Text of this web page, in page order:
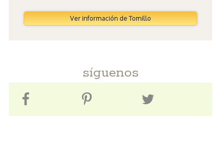
Ver información de Tomillo
síguenos